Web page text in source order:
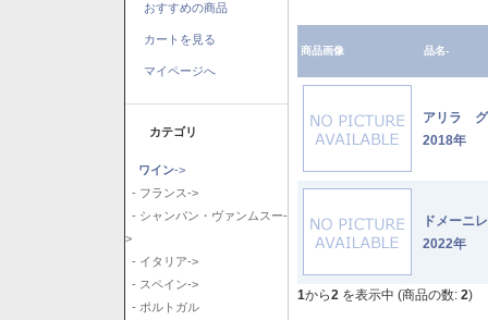
おすすめの商品
カートを見る
マイページへ
カテゴリ
ワイン->
- フランス->
- シャンパン・ヴァンムスー-
>
- イタリア->
- スペイン->
- ポルトガル
商品画像 品名-
アリラ
2018年
ドメー
2022年
1から2 を表示中 (商品の数: 2)